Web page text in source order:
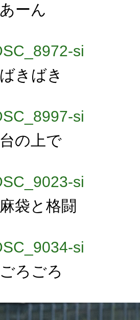
あーん
ばきばき
台の上で
麻袋と格闘
ごろごろ